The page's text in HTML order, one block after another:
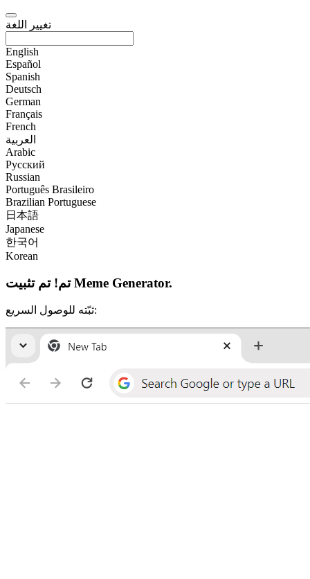
تغيير اللغة
English
Español
Spanish
Deutsch
German
Français
French
العربية
Arabic
Русский
Russian
Português Brasileiro
Brazilian Portuguese
日本語
Japanese
한국어
Korean
تم! تم تثبيت Meme Generator.
ثبّته للوصول السريع: